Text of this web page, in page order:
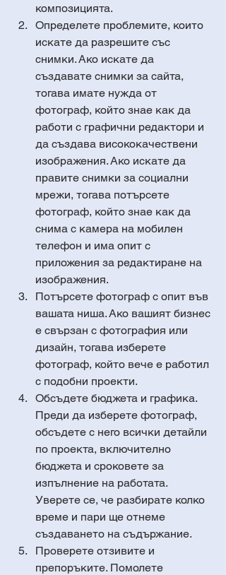
композицията.
Определете проблемите, които
искате да разрешите със
снимки. Ако искате да
създавате снимки за сайта,
тогава имате нужда от
фотограф, който знае как да
работи с графични редактори и
да създава висококачествени
изображения. Ако искате да
правите снимки за социални
мрежи, тогава потърсете
фотограф, който знае как да
снима с камера на мобилен
телефон и има опит с
приложения за редактиране на
изображения.
Потърсете фотограф с опит във
вашата ниша. Ако вашият бизнес
е свързан с фотография или
дизайн, тогава изберете
фотограф, който вече е работил
с подобни проекти.
Обсъдете бюджета и графика.
Преди да изберете фотограф,
обсъдете с него всички детайли
по проекта, включително
бюджета и сроковете за
изпълнение на работата.
Уверете се, че разбирате колко
време и пари ще отнеме
създаването на съдържание.
Проверете отзивите и
препоръките. Помолете